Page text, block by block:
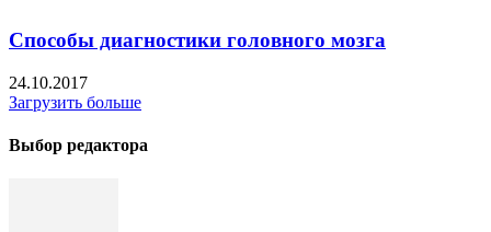
Способы диагностики головного мозга
24.10.2017
Загрузить больше
Выбор редактора